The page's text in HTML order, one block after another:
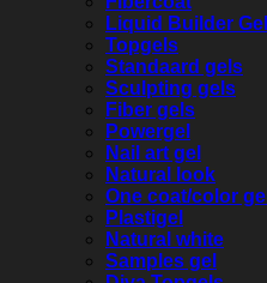
Liquid Builder Gel
Topgels
Standaard gels
Sculpting gels
Fiber gels
Powergel
Nail art gel
Natural look
One coat/color gel
Plastigel
Natural white
Samples gel